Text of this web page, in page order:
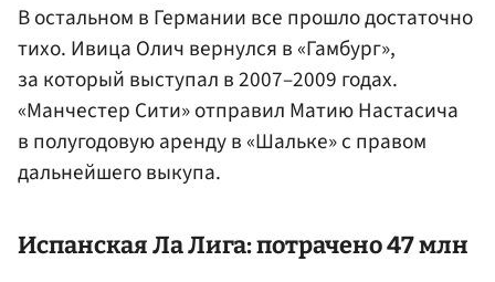
В остальном в Германии все прошло достаточно
тихо. Ивица Олич вернулся в «Гамбург»,
за который выступал в 2007–2009 годах.
«Манчестер Сити» отправил Матию Настасича
в полугодовую аренду в «Шальке» с правом
дальнейшего выкупа.
Испанская Ла Лига: потрачено 47 млн